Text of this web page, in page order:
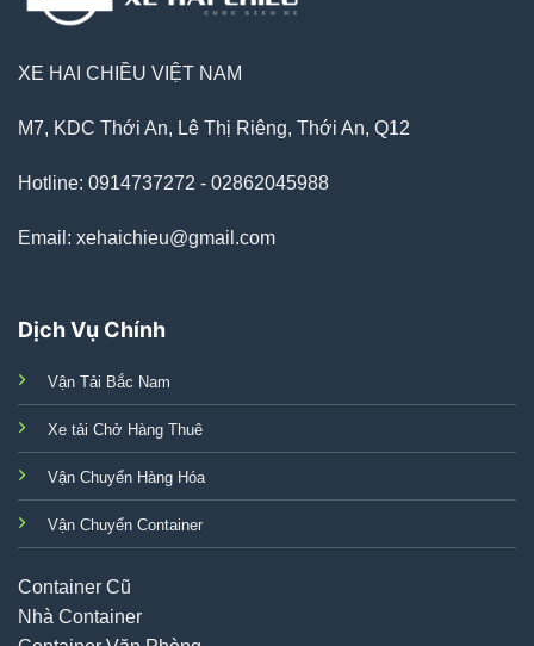
XE HAI CHIỀU VIỆT NAM
M7, KDC Thới An, Lê Thị Riêng, Thới An, Q12
Hotline: 0914737272 - 02862045988
Email: xehaichieu@gmail.com
Dịch Vụ Chính
Vận Tải Bắc Nam
Xe tải Chở Hàng Thuê
Vận Chuyển Hàng Hóa
Vận Chuyển Container
Container Cũ
Nhà Container